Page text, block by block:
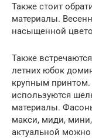
Также стоит
материалы.
насыщенной
Также
летних юбок
крупным
используются
материалы.
макси, миди,
актуальной